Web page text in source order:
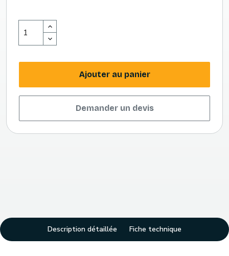
Ajouter au panier
Demander un devis
Description détaillée Fiche technique